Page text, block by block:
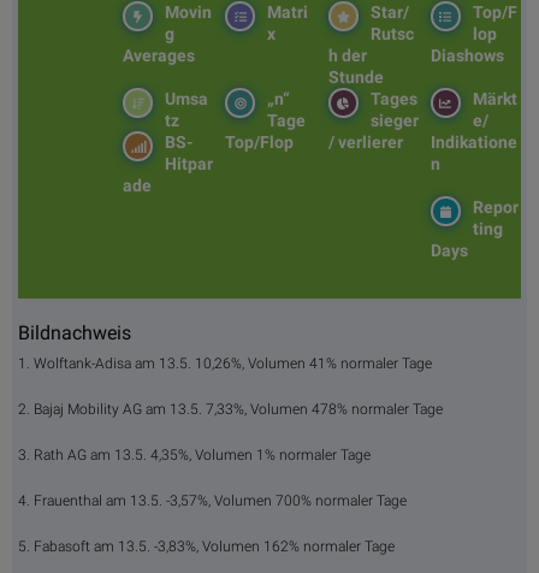
Top/F
lop
Diashows
Star/
Rutsc
h der
Stunde
Matri
x
Movin
g
Averages
Märkt
e/
Indikatione
n
Tages
sieger
/ verlierer
„n“
Tage
Top/Flop
Umsa
tz
BS-
Hitpar
ade
Repor
ting
Days
Bildnachweis
1. Wolftank-Adisa am 13.5. 10,26%, Volumen 41% normaler Tage
2. Bajaj Mobility AG am 13.5. 7,33%, Volumen 478% normaler Tage
3. Rath AG am 13.5. 4,35%, Volumen 1% normaler Tage
4. Frauenthal am 13.5. -3,57%, Volumen 700% normaler Tage
5. Fabasoft am 13.5. -3,83%, Volumen 162% normaler Tage